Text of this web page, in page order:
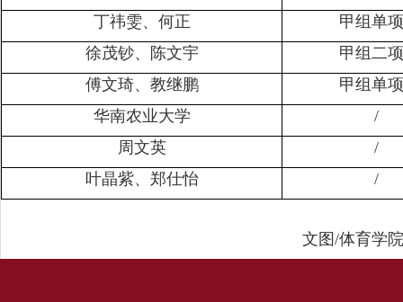
丁祎雯、何正
甲组单
徐茂钞、陈文宇
甲组二
傅文琦、教继鹏
甲组单
华南农业大学
/
周文英
/
叶晶紫、郑仕怡
/
文图/体育学院